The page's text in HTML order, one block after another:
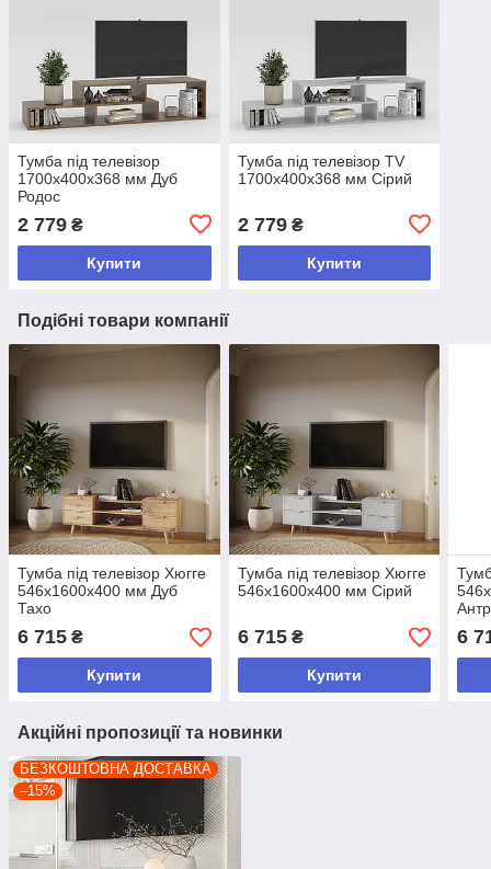
Тумба під телевізор
1700х400х368 мм Дуб
Родос
2 779 ₴
Купити
Тумба під телевізор TV
1700х400х368 мм Сірий
2 779₴
Купити
Подібні товари компанії
Тумба під телевізор Хюгге
546х1600х400 мм Дуб
Тахо
6 715 ₴
Купити
Тумба під телевізор Хюгге
546х1600х400 мм Сірий
6 715₴
Купити
6
Акційні пропозиції та новинки
БЕЗКОШТОВНА ДОСТАВКА
–15%